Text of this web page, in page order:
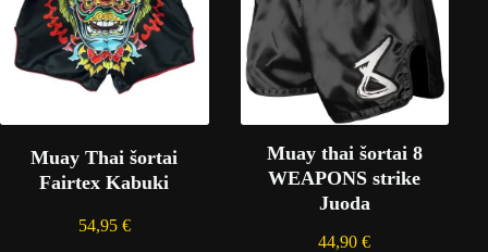
Muay Thai šortai
Fairtex Kabuki
54,95 €
Muay thai šortai 8
WEAPONS strike
Juoda
44,90€